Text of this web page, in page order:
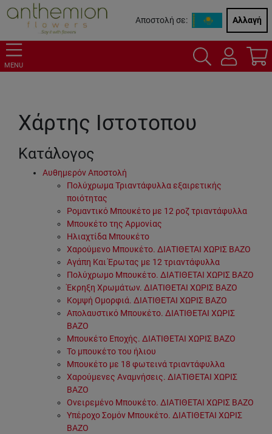
Αποστολή σε: Αλλαγή
MENU
Χάρτης Ιστοτοπου
Κατάλογος
Αυθημερόν Αποστολή
Πολύχρωμα Τριαντάφυλλα εξαιρετικής
ποιότητας
Ρομαντικό Μπουκέτο με 12 ροζ τριαντάφυλλα
Μπουκέτο της Αρμονίας
Ηλιαχτίδα Μπουκέτο
Χαρούμενο Μπουκέτο. ΔΙΑΤΙΘΕΤΑΙ ΧΩΡΙΣ ΒΑΖΟ
Αγάπη Και Έρωτας με 12 τριαντάφυλλα
Πολύχρωμο Μπουκέτο. ΔΙΑΤΙΘΕΤΑΙ ΧΩΡΙΣ ΒΑΖΟ
Έκρηξη Χρωμάτων. ΔΙΑΤΙΘΕΤΑΙ ΧΩΡΙΣ ΒΑΖΟ
Κομψή Ομορφιά. ΔΙΑΤΙΘΕΤΑΙ ΧΩΡΙΣ ΒΑΖΟ
Απολαυστικό Μπουκέτο. ΔΙΑΤΙΘΕΤΑΙ ΧΩΡΙΣ
ΒΑΖΟ
Μπουκέτο Εποχής. ΔΙΑΤΙΘΕΤΑΙ ΧΩΡΙΣ ΒΑΖΟ
Το μπουκέτο του ήλιου
Μπουκέτο με 18 φωτεινά τριαντάφυλλα
Χαρούμενες Αναμνήσεις. ΔΙΑΤΙΘΕΤΑΙ ΧΩΡΙΣ
ΒΑΖΟ
Ονειρεμένο Μπουκέτο. ΔΙΑΤΙΘΕΤΑΙ ΧΩΡΙΣ ΒΑΖΟ
Υπέροχο Σομόν Μπουκέτο. ΔΙΑΤΙΘΕΤΑΙ ΧΩΡΙΣ
ΒΑΖΟ